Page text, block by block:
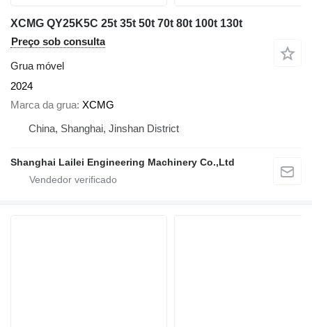
XCMG QY25K5C 25t 35t 50t 70t 80t 100t 130t
Preço sob consulta
Grua móvel
2024
Marca da grua XCMG
China, Shanghai, Jinshan District
Shanghai Lailei Engineering Machinery Co.,Ltd